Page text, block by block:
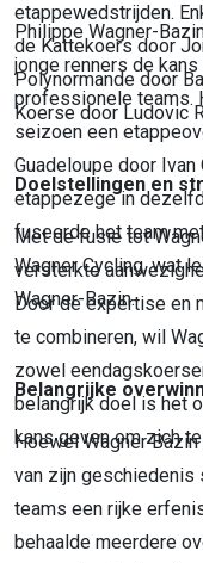
etappewedstrijden.
de Kattekoers door
Polynormande door
Koerse door Ludovic
Philippe Wagner-
jonge renners de
professionele teams.
seizoen een
Guadeloupe door
etappezege in
fuseerde het team
Wagner Cycling, wat
Wagner-Bazin.
Doelstellingen en
Met de fusie tot
versterkte
Door de expertise en
te combineren, wil
zowel
belangrijk doel is het
kans geven om zich
Belangrijke
Hoewel Wagner
van zijn geschiedenis
teams een rijke
behaalde meerdere